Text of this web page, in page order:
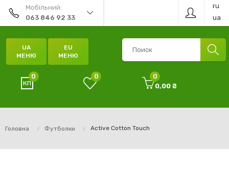
Мобільний:
063 846 92 33
ru
ua
UA
МЕНЮ
EU
МЕНЮ
0 0
0
0,00 ₴
Головна Футболки Active Cotton Touch